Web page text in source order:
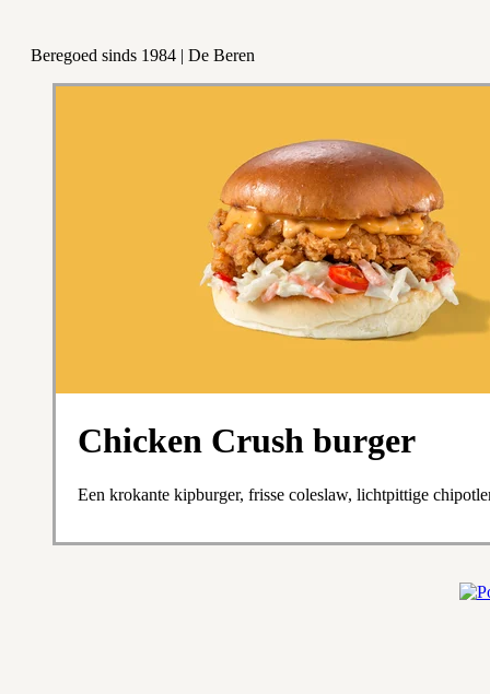
Beregoed sinds 1984 | De Beren
Chicken Crush burger
Een krokante kipburger, frisse coleslaw, lichtpittige